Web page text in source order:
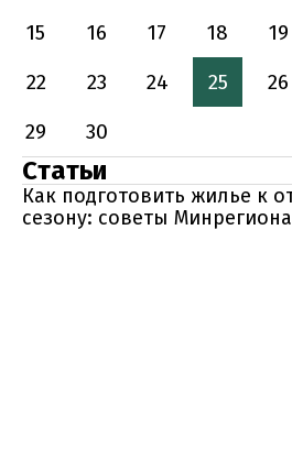
15
16 17 18 19
22
23 24 25 26
29
30
Статьи
Как подготовить жилье к
сезону: советы Минрегиона